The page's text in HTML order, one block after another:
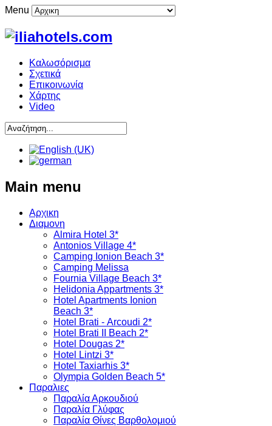
Menu
Καλωσόρισμα
Σχετικά
Επικοινωνία
Χάρτης
Video
Main menu
Αρχικη
Διαμονη
Almira Hotel 3*
Antonios Village 4*
Camping Ionion Beach 3*
Camping Melissa
Fournia Village Beach 3*
Helidonia Appartments 3*
Hotel Apartments Ionion
Beach 3*
Hotel Brati - Αrcoudi 2*
Hotel Brati II Beach 2*
Hotel Dougas 2*
Hotel Lintzi 3*
Hotel Taxiarhis 3*
Olympia Golden Beach 5*
Παραλιες
Παραλία Αρκουδιού
Παραλία Γλύφας
Παραλία Θίνες Βαρθολομιού